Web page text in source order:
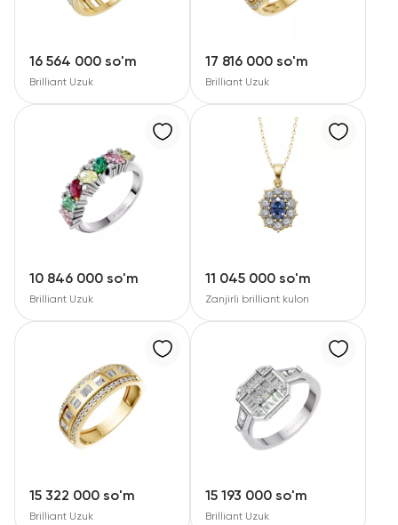
16 564 000 so'm
Brilliant Uzuk
17 816 000 so'm
Brilliant Uzuk
10 846 000 so'm
Brilliant Uzuk
11 045 000 so'm
Zanjirli brilliant kulon
15 322 000 so'm
Brilliant Uzuk
15 193 000 so'm
Brilliant Uzuk